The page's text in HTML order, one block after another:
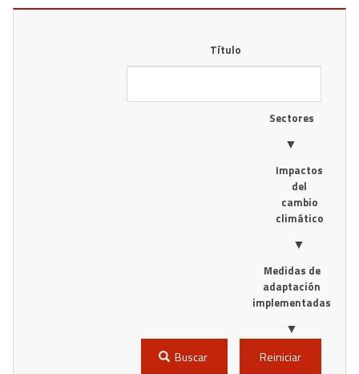
Título
Sectores
▼
Impactos
del
cambio
climático
▼
Medidas de
adaptación
implementadas
▼
Buscar Reiniciar